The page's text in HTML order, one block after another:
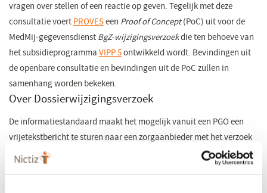
vragen over stellen of een reactie op geven. Tegelijk met deze
consultatie voert PROVES(opent
in
een
nieuw
venster)
een Proof of Concept(PoC) uit voor de
MedMij-gegevensdienst BgZ-wijzigingsverzoekdie ten behoeve van
het subsidieprogramma VIPP 5(opent
in
nieuw
ontwikkeld wordt. Bevindingen uit
de openbare consultatie en bevindingen uit de PoC zullen in
samenhang worden bekeken.
Over Dossierwijzigingsverzoek
De informatiestandaard maakt het mogelijk vanuit een PGO een
vrijetekstbericht te sturen naar een zorgaanbieder met het verzoek
tot aanpassen van een of meer elementen uit het dossier. Denk
bijvoorbeeld aan het wijzigen van een contactpersoon, diagnose of